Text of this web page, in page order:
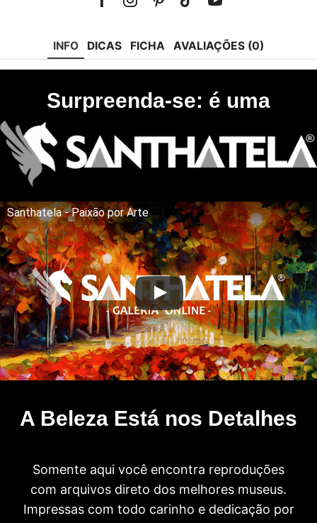
FacebookInstagramPinterest
Tik-Youtube
INFO DICAS FICHA AVALIAÇÕES (0)
Surpreenda-se: é uma
Santhatela - Paixão por Arte
A Beleza Está nos Detalhes
Somente aqui você encontra reproduções
com arquivos direto dos melhores museus.
Impressas com todo carinho e dedicação por